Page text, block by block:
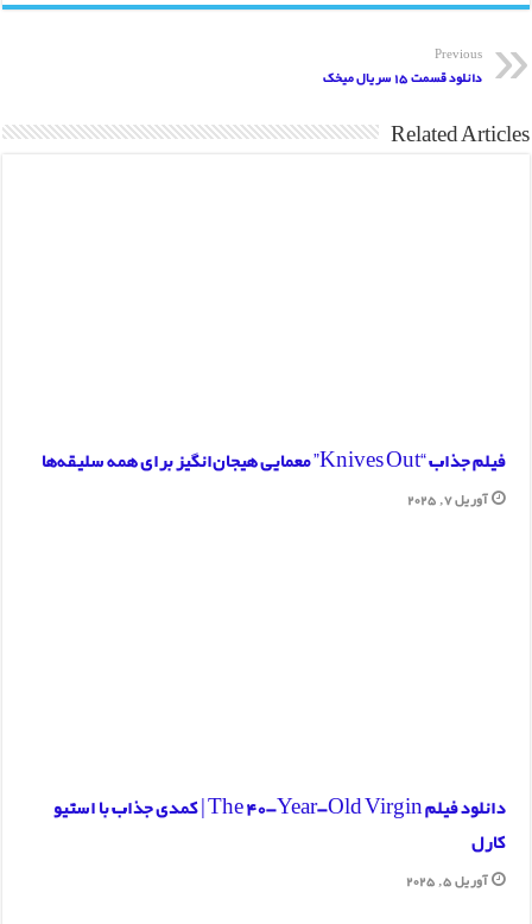
بازی دوم ایران لهستان؛ لیگ جهانی والیبال ۲۰۱۵
دانلود ویدیو مراسم افتتاحیه لیگ قهرمانان اروپا
Previous
دانلود قسمت 15 سریال میخک
Related Articles
فیلم جذاب “Knives Out” معمایی هیجان‌انگیز برای همه سلیقه‌ها
آوریل 7, 2025
دانلود فیلم The 40-Year-Old Virgin | کمدی جذاب با استیو
کارل
آوریل 5, 2025